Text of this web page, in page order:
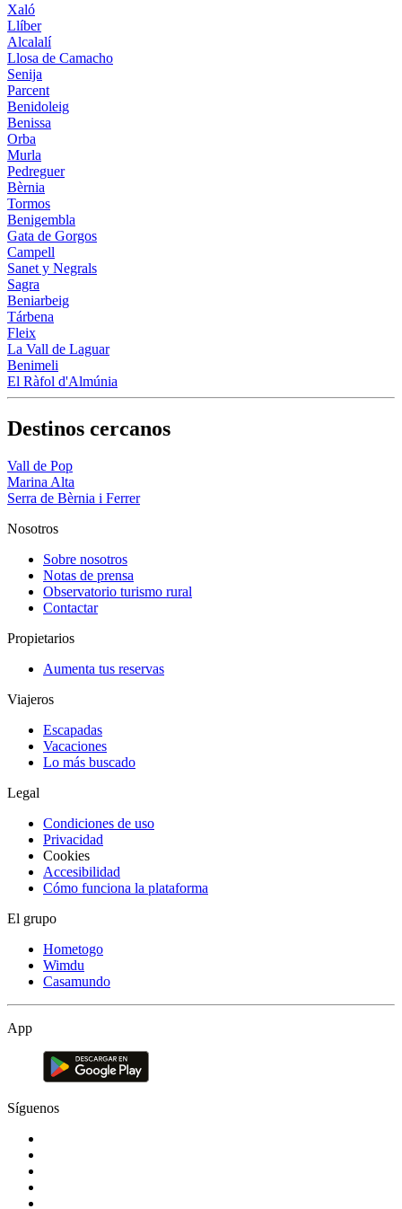
Xaló
Llíber
Alcalalí
Llosa de Camacho
Senija
Parcent
Benidoleig
Benissa
Orba
Murla
Pedreguer
Bèrnia
Tormos
Benigembla
Gata de Gorgos
Campell
Sanet y Negrals
Sagra
Beniarbeig
Tárbena
Fleix
La Vall de Laguar
Benimeli
El Ràfol d'Almúnia
Destinos cercanos
Vall de Pop
Marina Alta
Serra de Bèrnia i Ferrer
Nosotros
Sobre nosotros
Notas de prensa
Observatorio turismo rural
Contactar
Propietarios
Aumenta tus reservas
Viajeros
Escapadas
Vacaciones
Lo más buscado
Legal
Condiciones de uso
Privacidad
Cookies
Accesibilidad
Cómo funciona la plataforma
El grupo
Hometogo
Wimdu
Casamundo
App
Síguenos